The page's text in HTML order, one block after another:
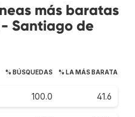
más baratas
Santiago de
% BÚSQUEDAS % LA MÁS BARATA
100.0 41.6